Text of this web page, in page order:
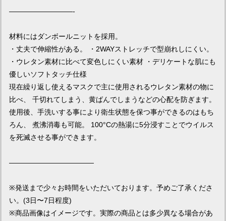
—————————-
材料にはダンボールニットを採用。
・丈夫で伸縮性がある。 ・2WAYストレッチで型崩れしにくい。
・ウレタン素材に比べて変色しにくい素材 ・デリケートな肌にも
優しいソフトタッチ仕様
現在繰り返し使えるマスクで主に使用されるウレタン素材の物に
比べ、 千切れてしまう、黄ばんでしまうなどの心配を防ぎます。
使用後、手洗いする事により衛生状態を保つ事ができるのはもち
ろん、 煮沸消毒も可能。 100°Cの熱湯に5分浸すことでウイルス
を死滅させる事ができます。
————————————
※発送まで少々お時間をいただいております。予めご了承くださ
い。(3日〜7日程度)
※商品画像はイメージです。実際の商品とは多少異なる場合があ